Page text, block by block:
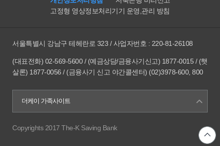
고정형 영상정보처리기기 운영,관리 방침
서울특별시 강남구 테헤란로 323 / 사업자번호 : 220-81-26108
(대표전화) 02-569-5600 / (예금상담/금융사기신고) 1877-0015 / (햇
살론) 1877-0056 / (금융사기 신고 야간콜센터) (02)3978-600, 800
더케이 가족사이트
Copyrights 2017 The-K Saving Bank